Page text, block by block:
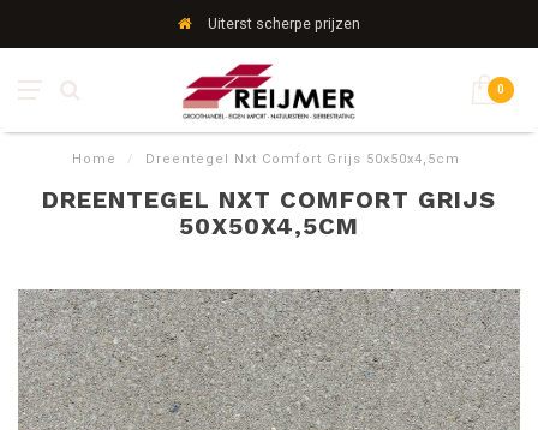
Uiterst scherpe prijzen
0
Home / Dreentegel Nxt Comfort Grijs 50x50x4,5cm
DREENTEGEL NXT COMFORT GRIJS
50X50X4,5CM